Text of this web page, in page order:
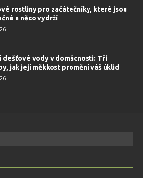
rostliny pro začátečníky, které jsou
a něco vydrží
dešťové vody v domácnosti: Tři
jak její měkkost promění váš úklid